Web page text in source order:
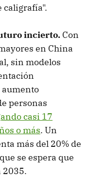
caligrafía".
incierto. Con
en China
sin modelos
personas
casi 17
o más. Un
más del 20% de
se espera que
2035.